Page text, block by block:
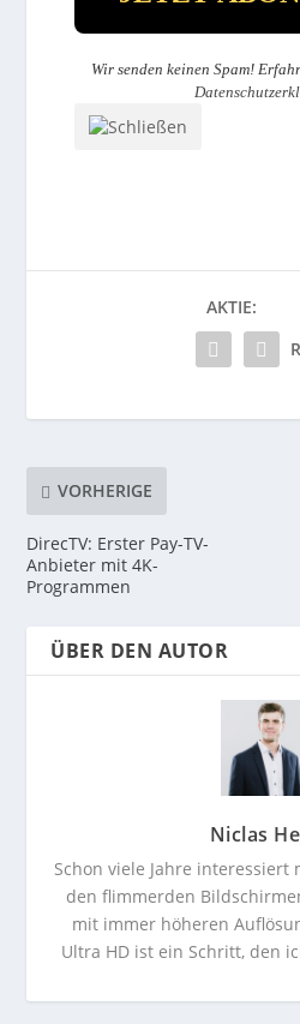
Wir senden keinen Spam!
AKTIE:
VORHERIGE
DirecTV: Erster Pay-TV-
Anbieter mit 4K-
Programmen
ÜBER DEN AUTOR
Niclas
Schon viele Jahre
den flimmerden
mit immer höheren
Ultra HD ist ein Schritt, den